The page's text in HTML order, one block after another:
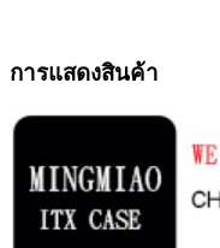
การแสดงสินค้า